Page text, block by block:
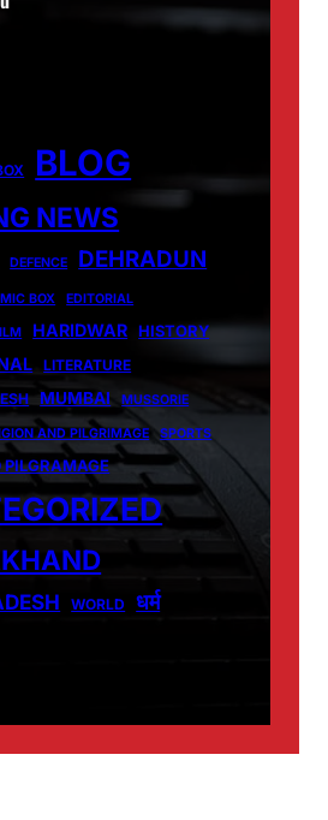
BLOG
NEWS
DEFENCE DEHRADUN
BOX EDITORIAL
HARIDWAR HISTORY
LITERATURE
MUMBAI MUSSORIE
AND PILGRIMAGE SPORTS
WORLD धर्म